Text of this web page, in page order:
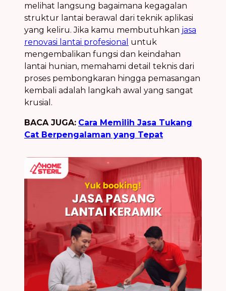
melihat langsung bagaimana kegagalan
struktur lantai berawal dari teknik aplikasi
yang keliru. Jika kamu membutuhkan jasa
renovasi lantai profesional untuk
mengembalikan fungsi dan keindahan
lantai hunian, memahami detail teknis dari
proses pembongkaran hingga pemasangan
kembali adalah langkah awal yang sangat
krusial.
BACA JUGA: Cara Memilih Jasa Tukang
Cat Berpengalaman yang Tepat